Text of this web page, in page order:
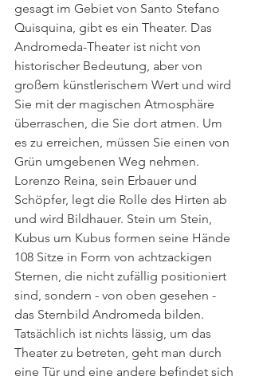
gesagt im Gebiet von Santo Stefano
Quisquina, gibt es ein Theater. Das
Andromeda-Theater ist nicht von
historischer Bedeutung, aber von
großem künstlerischem Wert und wird
Sie mit der magischen Atmosphäre
überraschen, die Sie dort atmen. Um
es zu erreichen, müssen Sie einen von
Grün umgebenen Weg nehmen.
Lorenzo Reina, sein Erbauer und
Schöpfer, legt die Rolle des Hirten ab
und wird Bildhauer. Stein um Stein,
Kubus um Kubus formen seine Hände
108 Sitze in Form von achtzackigen
Sternen, die nicht zufällig positioniert
sind, sondern - von oben gesehen -
das Sternbild Andromeda bilden.
Tatsächlich ist nichts lässig, um das
Theater zu betreten, geht man durch
eine Tür und eine andere befindet sich